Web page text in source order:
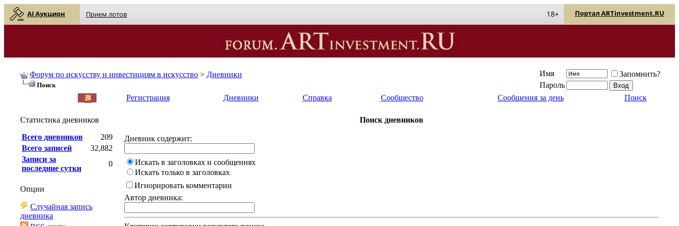
AI Аукцион Прием лотов Портал ARTinvestment.RU
18+
Форум по искусству и инвестициям в искусство > Дневники
Поиск
Имя
Запомнить?
Пароль
Регистрация Дневники Справка Сообщество Сообщения за день Поиск
Поиск дневников
Дневник содержит:
Искать в заголовках и сообщениях
Искать только в заголовках
Игнорировать комментарии
Автор дневника:
Статистика дневников
Всего дневников
209
Всего записей
32,882
Записи за
последние сутки
0
Опции
Случайная запись
дневника